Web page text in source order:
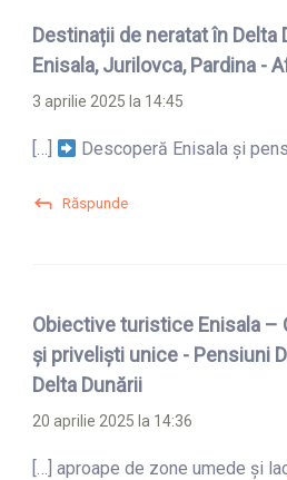
Destinații de neratat în Delta
Enisala, Jurilovca, Pardina -
3 aprilie 2025 la 14:45
[…] Descoperă Enisala și
Răspunde
Obiective turistice Enisala –
și priveliști unice - Pensiuni
Delta Dunării
20 aprilie 2025 la 14:36
[…] aproape de zone umede și